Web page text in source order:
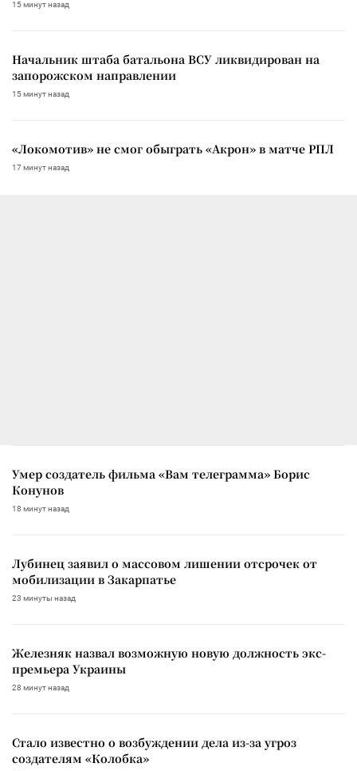
15 минут назад
Начальник штаба батальона ВСУ ликвидирован на
запорожском направлении
15 минут назад
«Локомотив» не смог обыграть «Акрон» в матче РПЛ
17 минут назад
Умер создатель фильма «Вам телеграмма» Борис
Конунов
18 минут назад
Лубинец заявил о массовом лишении отсрочек от
мобилизации в Закарпатье
23 минуты назад
Железняк назвал возможную новую должность экс-
премьера Украины
28 минут назад
Стало известно о возбуждении дела из-за угроз
создателям «Колобка»